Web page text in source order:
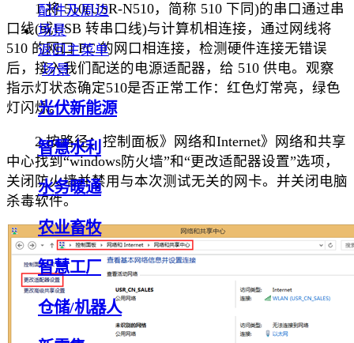
配件及周边
场景
返回主菜单
场景
光伏新能源
智慧水利
水务暖通
农业畜牧
智慧工厂
仓储/机器人
1.将 510(USR-N510，简称 510 下同)的串口通过串
口线(或USB 转串口线)与计算机相连接，通过网线将
510 的网口 PC 的网口相连接，检测硬件连接无错误
后，接入我们配送的电源适配器，给 510 供电。观察
指示灯状态确定510是否正常工作：红色灯常亮，绿色
灯闪烁。
2.按路径：控制面板》网络和Internet》网络和共享
中心找到“windows防火墙”和“更改适配器设置”选项，
关闭防火墙并禁用与本次测试无关的网卡。并关闭电脑
杀毒软件。